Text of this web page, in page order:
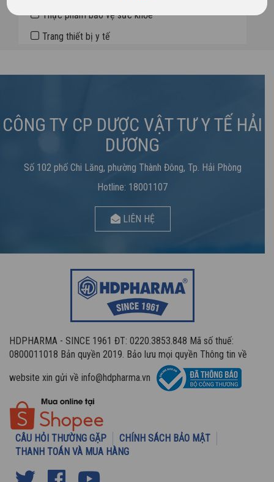
Thực phẩm bảo vệ sức khỏe
Trang thiết bị y tế
CÔNG TY CP DƯỢC VẬT TƯ Y TẾ HẢI
DƯƠNG
Số 102 phố Chi Lăng, phường Thành Đông, Tp. Hải Phòng
Hotline: 18001107
LIÊN HỆ
HDPHARMA - SINCE 1961 ĐT: 0220.3853.848 Mã số thuế:
0800011018 Bản quyền 2019. Bảo lưu mọi quyền Thông tin về
website xin gửi về info@hdpharma.vn
CÂU HỎI THƯỜNG GẶP
CHÍNH SÁCH BẢO MẬT
THANH TOÁN VÀ MUA HÀNG